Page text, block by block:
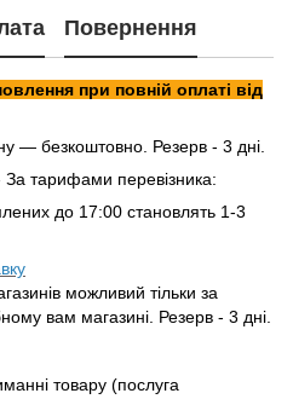
Повернення
при повній оплаті від
— безкоштовно. Резерв - 3 дні.
тарифами перевізника:
до 17:00 становлять 1-3
можливий тільки за
вам магазині. Резерв - 3 дні.
товару (послуга